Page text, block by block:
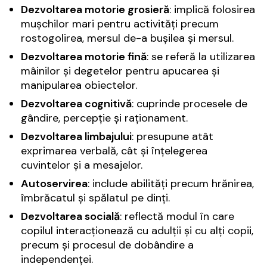
Dezvoltarea motorie grosieră: implică folosirea
mușchilor mari pentru activități precum
rostogolirea, mersul de-a bușilea și mersul.
Dezvoltarea motorie fină: se referă la utilizarea
mâinilor și degetelor pentru apucarea și
manipularea obiectelor.
Dezvoltarea cognitivă: cuprinde procesele de
gândire, percepție și raționament.
Dezvoltarea limbajului: presupune atât
exprimarea verbală, cât și înțelegerea
cuvintelor și a mesajelor.
Autoservirea: include abilități precum hrănirea,
îmbrăcatul și spălatul pe dinți.
Dezvoltarea socială: reflectă modul în care
copilul interacționează cu adulții și cu alți copii,
precum și procesul de dobândire a
independenței.